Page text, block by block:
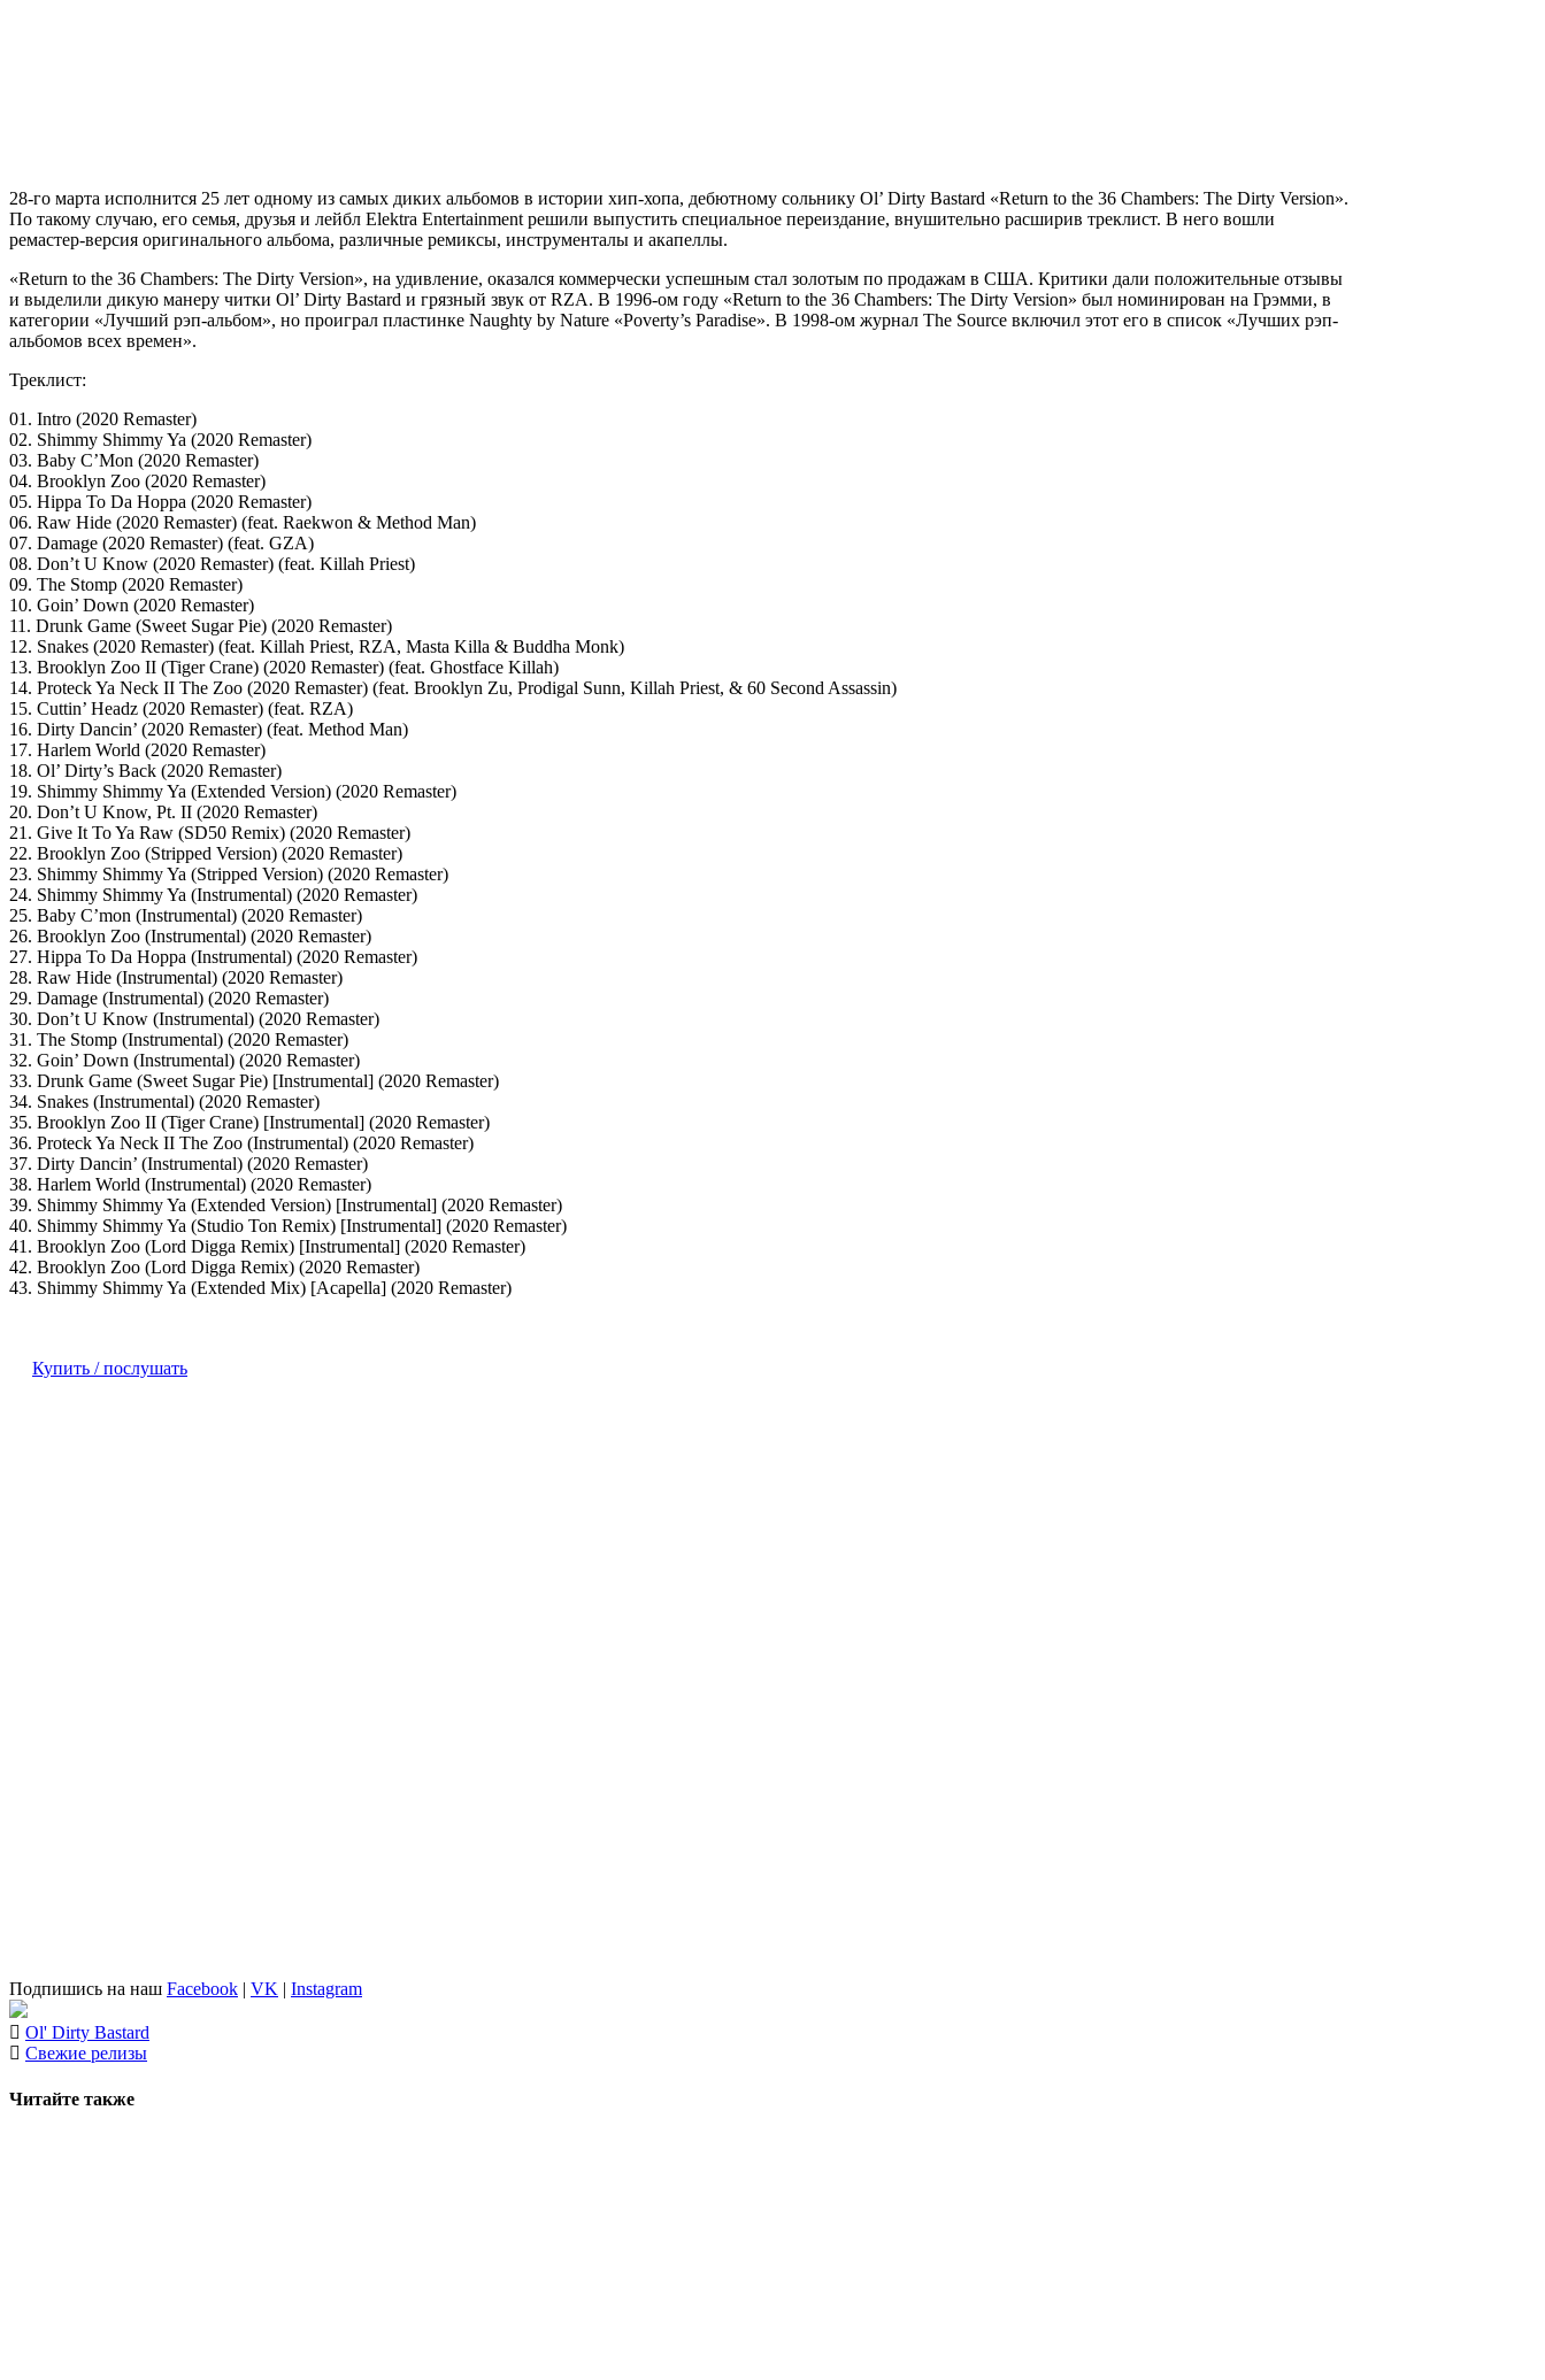
28-го марта исполнится 25 лет одному из самых диких альбомов в истории хип-хопа, дебютному сольнику Ol’ Dirty Bastard «Return to the 36 Chambers: The Dirty Version».
По такому случаю, его семья, друзья и лейбл Elektra Entertainment решили выпустить специальное переиздание, внушительно расширив треклист. В него вошли
ремастер-версия оригинального альбома, различные ремиксы, инструменталы и акапеллы.
«Return to the 36 Chambers: The Dirty Version», на удивление, оказался коммерчески успешным стал золотым по продажам в США. Критики дали положительные отзывы
и выделили дикую манеру читки Ol’ Dirty Bastard и грязный звук от RZA. В 1996-ом году «Return to the 36 Chambers: The Dirty Version» был номинирован на Грэмми, в
категории «Лучший рэп-альбом», но проиграл пластинке Naughty by Nature «Poverty’s Paradise». В 1998-ом журнал The Source включил этот его в список «Лучших рэп-
альбомов всех времен».
Треклист:
01. Intro (2020 Remaster)
02. Shimmy Shimmy Ya (2020 Remaster)
03. Baby C’Mon (2020 Remaster)
04. Brooklyn Zoo (2020 Remaster)
05. Hippa To Da Hoppa (2020 Remaster)
06. Raw Hide (2020 Remaster) (feat. Raekwon & Method Man)
07. Damage (2020 Remaster) (feat. GZA)
08. Don’t U Know (2020 Remaster) (feat. Killah Priest)
09. The Stomp (2020 Remaster)
10. Goin’ Down (2020 Remaster)
11. Drunk Game (Sweet Sugar Pie) (2020 Remaster)
12. Snakes (2020 Remaster) (feat. Killah Priest, RZA, Masta Killa & Buddha Monk)
13. Brooklyn Zoo II (Tiger Crane) (2020 Remaster) (feat. Ghostface Killah)
14. Proteck Ya Neck II The Zoo (2020 Remaster) (feat. Brooklyn Zu, Prodigal Sunn, Killah Priest, & 60 Second Assassin)
15. Cuttin’ Headz (2020 Remaster) (feat. RZA)
16. Dirty Dancin’ (2020 Remaster) (feat. Method Man)
17. Harlem World (2020 Remaster)
18. Ol’ Dirty’s Back (2020 Remaster)
19. Shimmy Shimmy Ya (Extended Version) (2020 Remaster)
20. Don’t U Know, Pt. II (2020 Remaster)
21. Give It To Ya Raw (SD50 Remix) (2020 Remaster)
22. Brooklyn Zoo (Stripped Version) (2020 Remaster)
23. Shimmy Shimmy Ya (Stripped Version) (2020 Remaster)
24. Shimmy Shimmy Ya (Instrumental) (2020 Remaster)
25. Baby C’mon (Instrumental) (2020 Remaster)
26. Brooklyn Zoo (Instrumental) (2020 Remaster)
27. Hippa To Da Hoppa (Instrumental) (2020 Remaster)
28. Raw Hide (Instrumental) (2020 Remaster)
29. Damage (Instrumental) (2020 Remaster)
30. Don’t U Know (Instrumental) (2020 Remaster)
31. The Stomp (Instrumental) (2020 Remaster)
32. Goin’ Down (Instrumental) (2020 Remaster)
33. Drunk Game (Sweet Sugar Pie) [Instrumental] (2020 Remaster)
34. Snakes (Instrumental) (2020 Remaster)
35. Brooklyn Zoo II (Tiger Crane) [Instrumental] (2020 Remaster)
36. Proteck Ya Neck II The Zoo (Instrumental) (2020 Remaster)
37. Dirty Dancin’ (Instrumental) (2020 Remaster)
38. Harlem World (Instrumental) (2020 Remaster)
39. Shimmy Shimmy Ya (Extended Version) [Instrumental] (2020 Remaster)
40. Shimmy Shimmy Ya (Studio Ton Remix) [Instrumental] (2020 Remaster)
41. Brooklyn Zoo (Lord Digga Remix) [Instrumental] (2020 Remaster)
42. Brooklyn Zoo (Lord Digga Remix) (2020 Remaster)
43. Shimmy Shimmy Ya (Extended Mix) [Acapella] (2020 Remaster)
Купить / послушать
Подпишись на наш Facebook | VK | Instagram
Ol' Dirty Bastard
Свежие релизы
Читайте также